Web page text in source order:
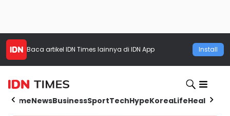
Baca artikel IDN Times lainnya di IDN App Install
HomeNewsBusinessSportTechHypeKoreaLifeHealth